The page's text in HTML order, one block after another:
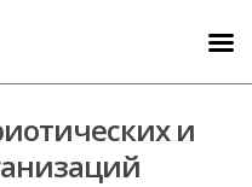
и